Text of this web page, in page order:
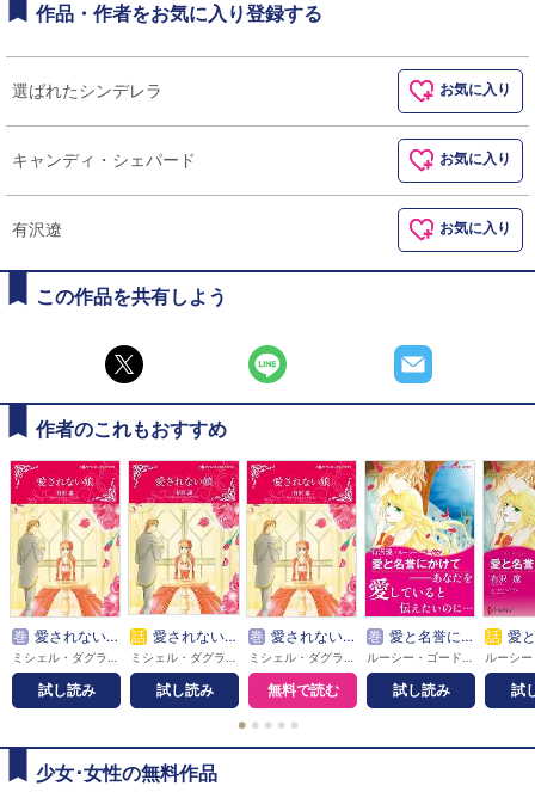
作品・作者をお気に入り登録する
選ばれたシンデレラ お気に入り
キャンディ・シェパード お気に入り
有沢遼 お気に入り
この作品を共有しよう
作者のこれもおすすめ
巻 愛されない娘
試し読み
話 愛されない娘
試し読み
巻 愛されない娘【分冊】
無料で読む
巻 愛と名誉にかけて
試し読み
話 愛と
試
● ● ● ● ●
少女･女性の無料作品